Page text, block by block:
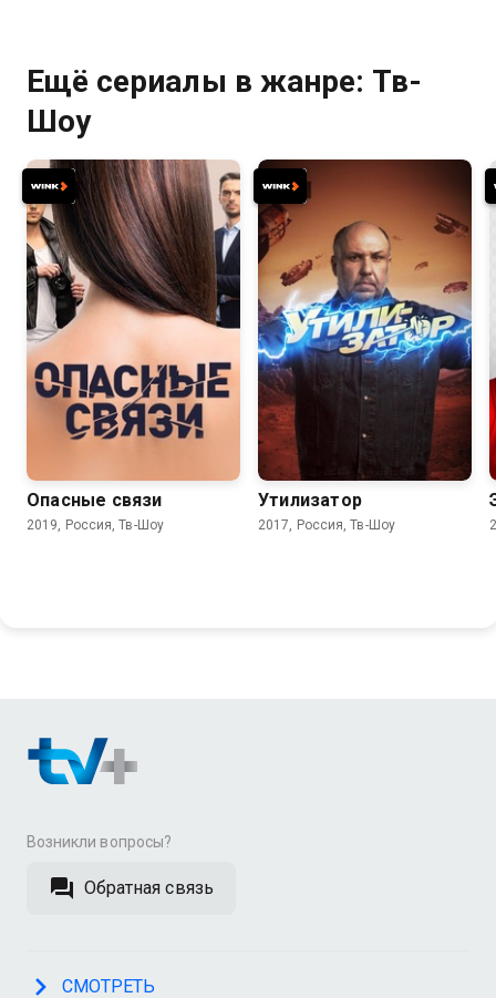
Ещё сериалы в жанре: Тв-
Шоу
Опасные связи
2019, Россия, Тв-Шоу
7.4
Утилизатор
2017, Россия, Тв-Шоу
Возникли вопросы?
Обратная связь
СМОТРЕТЬ